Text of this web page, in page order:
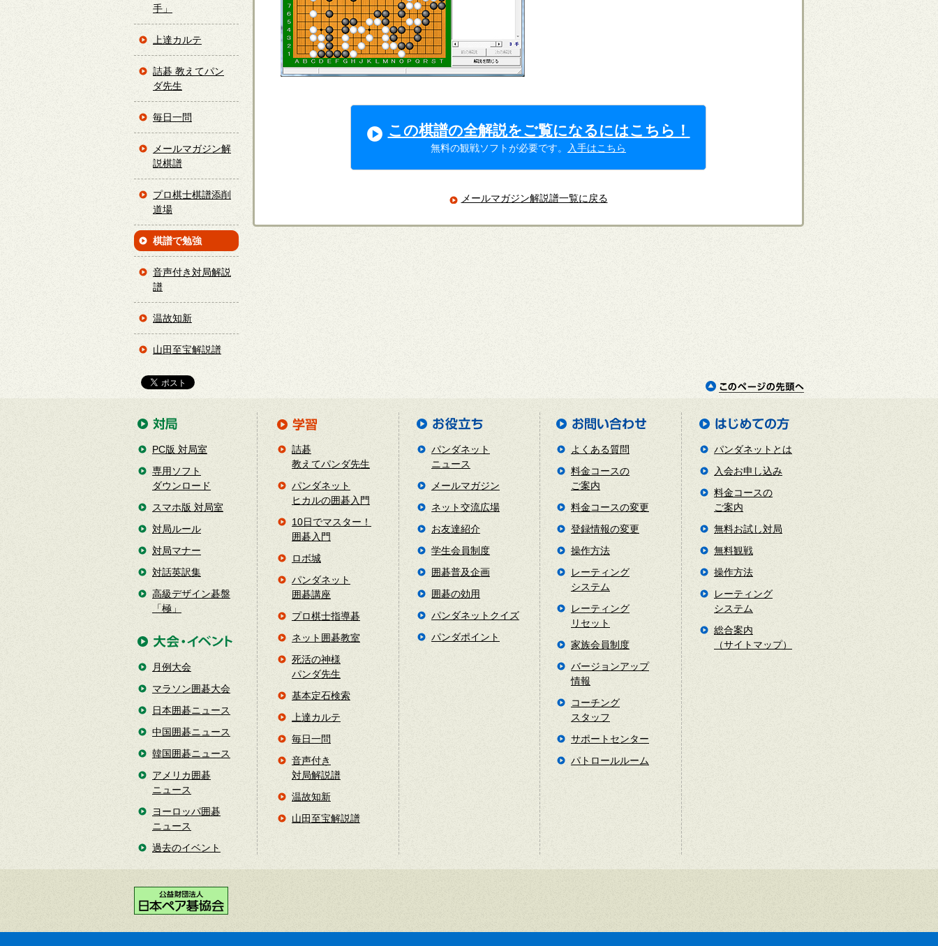
この棋譜の全解説をご覧になるにはこちら！
無料の観戦ソフトが必要です。 入手はこちら
メールマガジン解説譜一覧に戻る
手」
上達カルテ
詰碁 教えてパン
ダ先生
毎日一問
メールマガジン解
説棋譜
プロ棋士棋譜添削
道場
棋譜で勉強
音声付き対局解説
譜
温故知新
山田至宝解説譜
PC版 対局室
専用ソフト
ダウンロード
スマホ版 対局室
対局ルール
対局マナー
対話英訳集
高級デザイン碁盤
「極」
月例大会
マラソン囲碁大会
日本囲碁ニュース
中国囲碁ニュース
韓国囲碁ニュース
アメリカ囲碁
ニュース
ヨーロッパ囲碁
ニュース
過去のイベント
詰碁
教えてパンダ先生
パンダネット
ヒカルの囲碁入門
10日でマスター！
囲碁入門
ロボ城
パンダネット
囲碁講座
プロ棋士指導碁
ネット囲碁教室
死活の神様
パンダ先生
基本定石検索
上達カルテ
毎日一問
音声付き
対局解説譜
温故知新
山田至宝解説譜
パンダネット
ニュース
メールマガジン
ネット交流広場
お友達紹介
学生会員制度
囲碁普及企画
囲碁の効用
パンダネットクイズ
パンダポイント
よくある質問
料金コースの
ご案内
料金コースの変更
登録情報の変更
操作方法
レーティング
システム
レーティング
リセット
家族会員制度
バージョンアップ
情報
コーチング
スタッフ
サポートセンター
パトロールルーム
パンダネットとは
入会お申し込み
料金コースの
ご案内
無料お試し対局
無料観戦
操作方法
レーティング
システム
総合案内
（サイトマップ）